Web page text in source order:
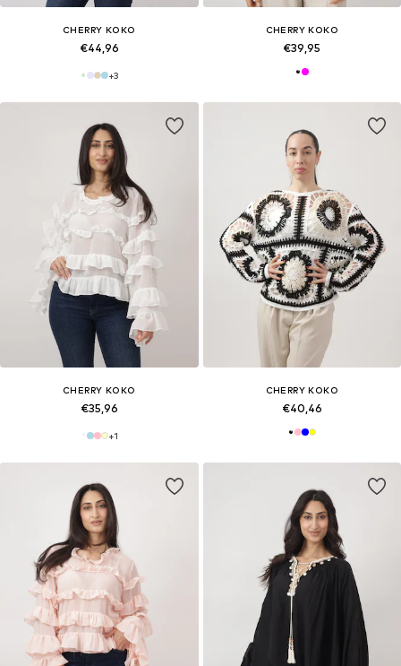
CHERRY KOKO
€44,96
+3
CHERRY KOKO
€39,95
CHERRY KOKO
€35,96
+1
CHERRY KOKO
€40,46